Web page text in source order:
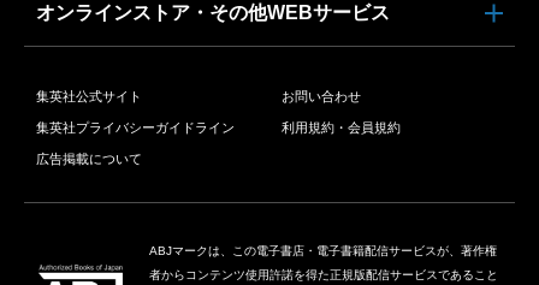
オンラインストア・その他WEBサービス
集英社公式サイト お問い合わせ
集英社プライバシーガイドライン 利用規約・会員規約
広告掲載について
ABJマークは、この電子書店・電子書籍配信サービスが、著作権
者からコンテンツ使用許諾を得た正規版配信サービスであること